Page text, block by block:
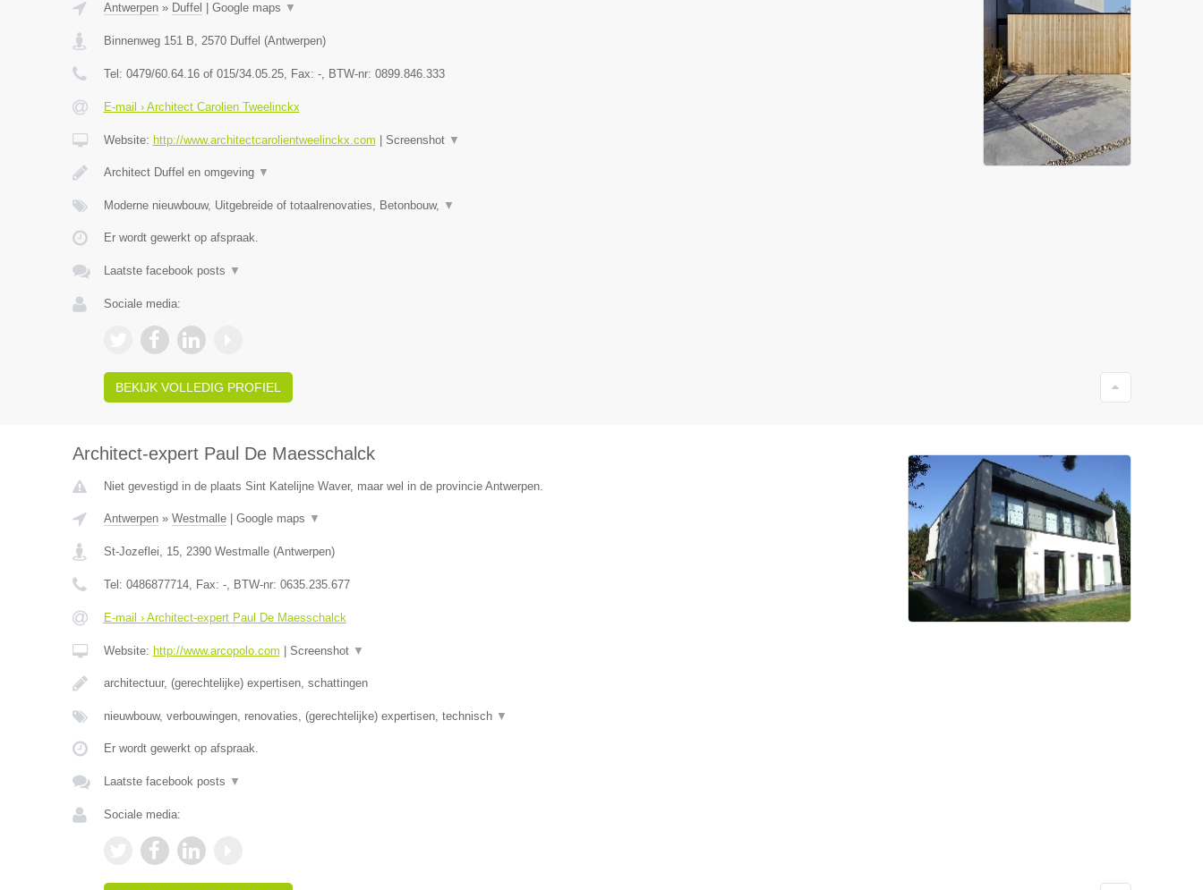
Antwerpen» Duffel Google maps ▼
Binnenweg 151 B, 2570 Duffel (Antwerpen)
Tel: 0479/60.64.16 of 015/34.05.25, Fax: -, BTW-nr: 0899.846.333
E-mail › Architect Carolien Tweelinckx
Website: http://www.architectcarolientweelinckx.com Screenshot ▼
Architect Duffel en omgeving ▼
Moderne nieuwbouw, Uitgebreide of totaalrenovaties, Betonbouw, ▼
Er wordt gewerkt op afspraak.
Laatste facebook posts ▼
Sociale media:
BEKIJK VOLLEDIG PROFIEL
Architect-expert Paul De Maesschalck
Niet gevestigd in de plaats Sint Katelijne Waver, maar wel in de provincie Antwerpen.
Antwerpen» Westmalle| Google maps ▼
St-Jozeflei, 15, 2390 Westmalle(Antwerpen)
Tel: 0486877714, Fax: -, BTW-nr: 0635.235.677
E-mail › Architect-expert Paul De Maesschalck
Website: http://www.arcopolo.com Screenshot ▼
architectuur, (gerechtelijke) expertisen, schattingen
nieuwbouw, verbouwingen, renovaties, (gerechtelijke) expertisen, technisch ▼
Er wordt gewerkt op afspraak.
Laatste facebook posts ▼
Sociale media: